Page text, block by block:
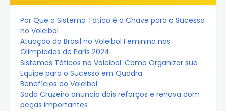
Por Que o Sistema Tático é a Chave para o Sucesso
no Voleibol
Atuação do Brasil no Voleibol Feminino nas
Olimpíadas de Paris 2024
Sistemas Táticos no Voleibol: Como Organizar sua
Equipe para o Sucesso em Quadra
Benefícios do Voleibol
Sada Cruzeiro anuncia dois reforços e renova com
peças importantes